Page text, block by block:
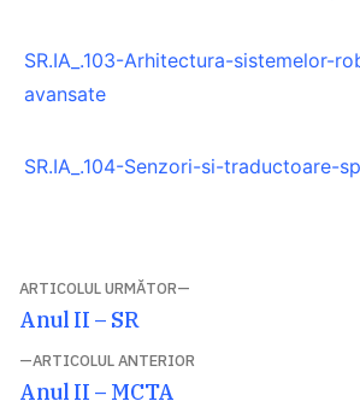
SR.IA_.103-Arhitectura-sistemelor-
avansate
SR.IA_.104-Senzori-si-traductoare-
Navigare
în
articole
ARTICOLUL ANTERIOR
Articolul
Anul II – MCTA
ARTICOLUL URMĂTOR
Articolul
Anul II – SR